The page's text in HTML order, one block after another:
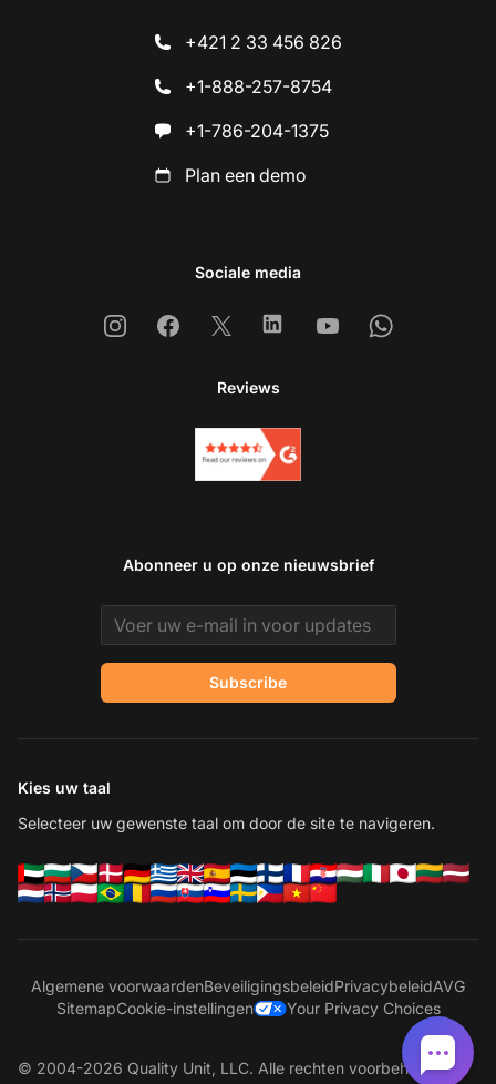
+421 2 33 456 826
+1-888-257-8754
+1-786-204-1375
Plan een demo
Sociale media
InstagramFacebook
X LinkedinYoutubeWhatsapp
Reviews
Abonneer u op onze nieuwsbrief
Email address
Subscribe
Kies uw taal
Selecteer uw gewenste taal om door de site te navigeren.
Algemene voorwaardenBeveiligingsbeleidPrivacybeleidAVG
SitemapCookie-instellingen Your Privacy Choices
© 2004-2026 Quality Unit, LLC. Alle rechten voorbehouden.